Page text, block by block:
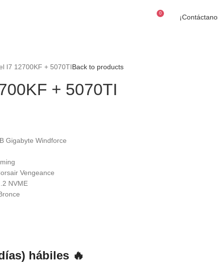
0
I7 12700KF + 5070TIBack to products
+ 5070TI
Gigabyte Windforce
Vengeance
NVME
hábiles 🔥